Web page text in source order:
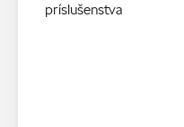
príslušenstva